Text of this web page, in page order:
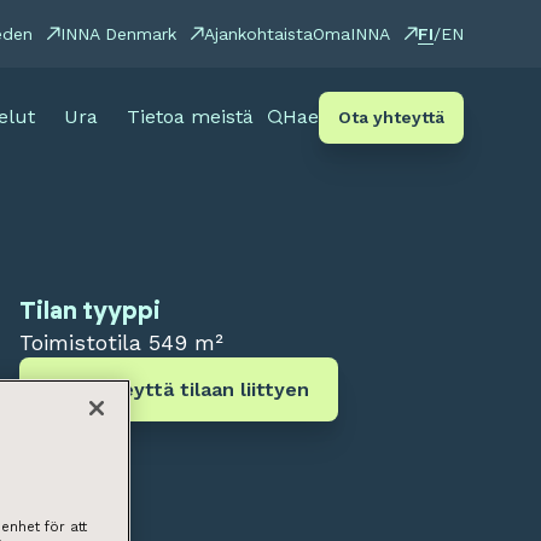
INNA Denmark AjankohtaistaOmaINNA FI/EN
Ura Tietoa meistä Hae Ota yhteyttä
Tilan tyyppi
Toimistotila 549 m²
Ota yhteyttä tilaan liittyen
för att